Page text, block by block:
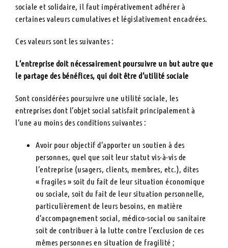
sociale et solidaire, il faut impérativement adhérer à
certaines valeurs cumulatives et législativement encadrées.
Ces valeurs sont les suivantes :
L’entreprise doit nécessairement poursuivre un but autre que
le partage des bénéfices, qui doit être d’utilité sociale
Sont considérées poursuivre une utilité sociale, les
entreprises dont l’objet social satisfait principalement à
l’une au moins des conditions suivantes :
Avoir pour objectif d’apporter un soutien à des
personnes, quel que soit leur statut vis-à-vis de
l’entreprise (usagers, clients, membres, etc.), dites
« fragiles » soit du fait de leur situation économique
ou sociale, soit du fait de leur situation personnelle,
particulièrement de leurs besoins, en matière
d’accompagnement social, médico-social ou sanitaire
soit de contribuer à la lutte contre l’exclusion de ces
mêmes personnes en situation de fragilité ;